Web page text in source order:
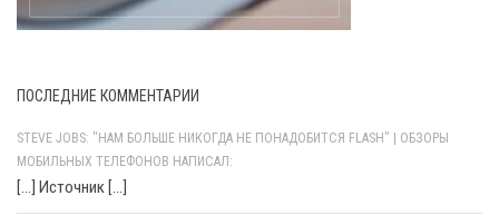
ПОСЛЕДНИЕ КОММЕНТАРИИ
STEVE JOBS: "НАМ БОЛЬШЕ НИКОГДА НЕ ПОНАДОБИТСЯ FLASH" | ОБЗОРЫ
МОБИЛЬНЫХ ТЕЛЕФОНОВ НАПИСАЛ:
[…] Источник […]